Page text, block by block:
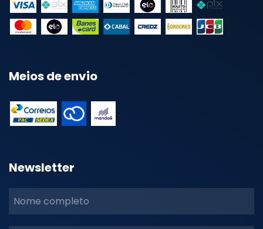
Meios de envio
Newsletter